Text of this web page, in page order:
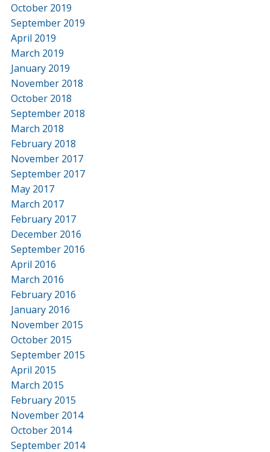
October 2019
September 2019
April 2019
March 2019
January 2019
November 2018
October 2018
September 2018
March 2018
February 2018
November 2017
September 2017
May 2017
March 2017
February 2017
December 2016
September 2016
April 2016
March 2016
February 2016
January 2016
November 2015
October 2015
September 2015
April 2015
March 2015
February 2015
November 2014
October 2014
September 2014